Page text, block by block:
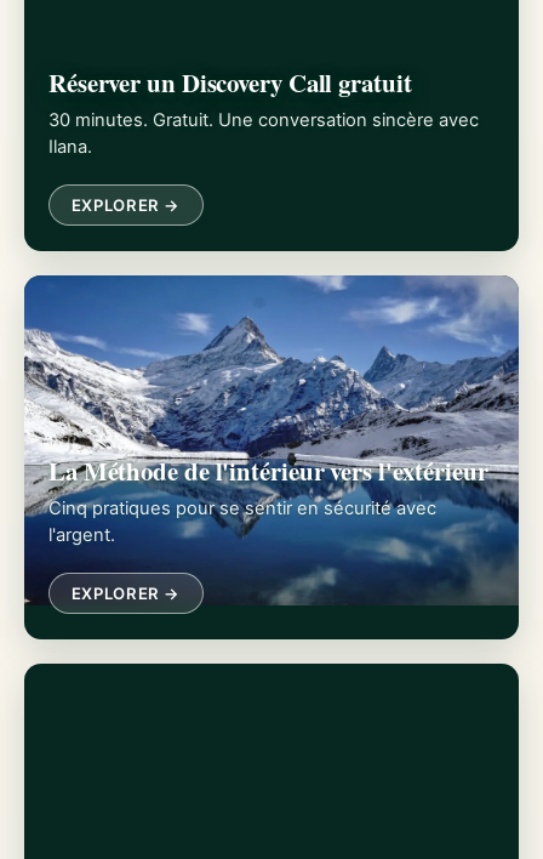
Réserver un Discovery Call gratuit
30 minutes. Gratuit. Une conversation sincère avec
Ilana.
EXPLORER →
La Méthode de l'intérieur vers l'extérieur
Cinq pratiques pour se sentir en sécurité avec
l'argent.
EXPLORER →